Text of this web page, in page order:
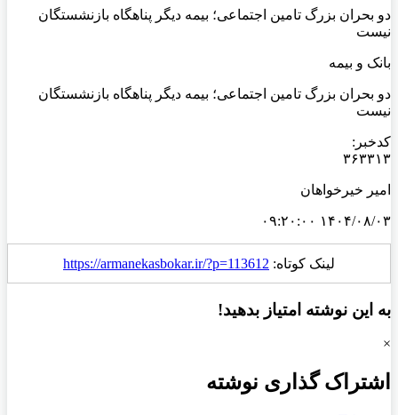
دو بحران بزرگ تامین اجتماعی؛ بیمه دیگر پناهگاه بازنشستگان
نیست
بانک و بیمه
دو بحران بزرگ تامین اجتماعی؛ بیمه دیگر پناهگاه بازنشستگان
نیست
کدخبر:
۳۶۳۳۱۳
امیر خیرخواهان
۱۴۰۴/۰۸/۰۳ ۰۹:۲۰:۰۰
لینک کوتاه: https://armanekasbokar.ir/?p=113612
به این نوشته امتیاز بدهید!
×
اشتراک گذاری نوشته